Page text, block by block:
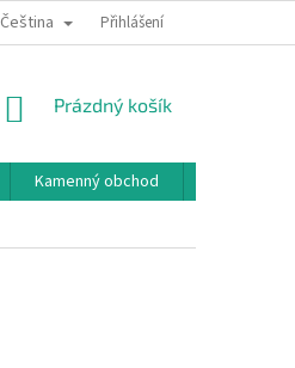
BONUSOVÝ PROGRAM
Čeština Přihlášení
NÁKUPNÍ
Prázdný košík
Kamenný obchod